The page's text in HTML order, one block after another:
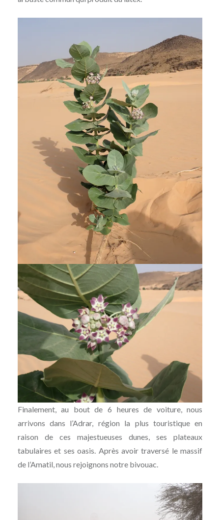
Finalement, au bout de 6 heures de voiture, nous
arrivons dans l’Adrar, région la plus touristique en
raison de ces majestueuses dunes, ses plateaux
tabulaires et ses oasis. Après avoir traversé le massif
de l’Amatil, nous rejoignons notre bivouac.